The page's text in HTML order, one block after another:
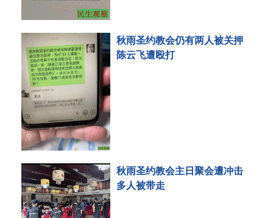
秋雨圣约教会仍有两人被关押
陈云飞遭殴打
秋雨圣约教会主日聚会遭冲击
多人被带走